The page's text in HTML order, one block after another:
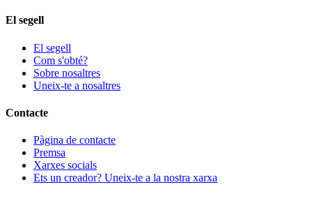
El segell
El segell
Com s'obté?
Sobre nosaltres
Uneix-te a nosaltres
Contacte
Pàgina de contacte
Premsa
Xarxes socials
Ets un creador? Uneix-te a la nostra xarxa